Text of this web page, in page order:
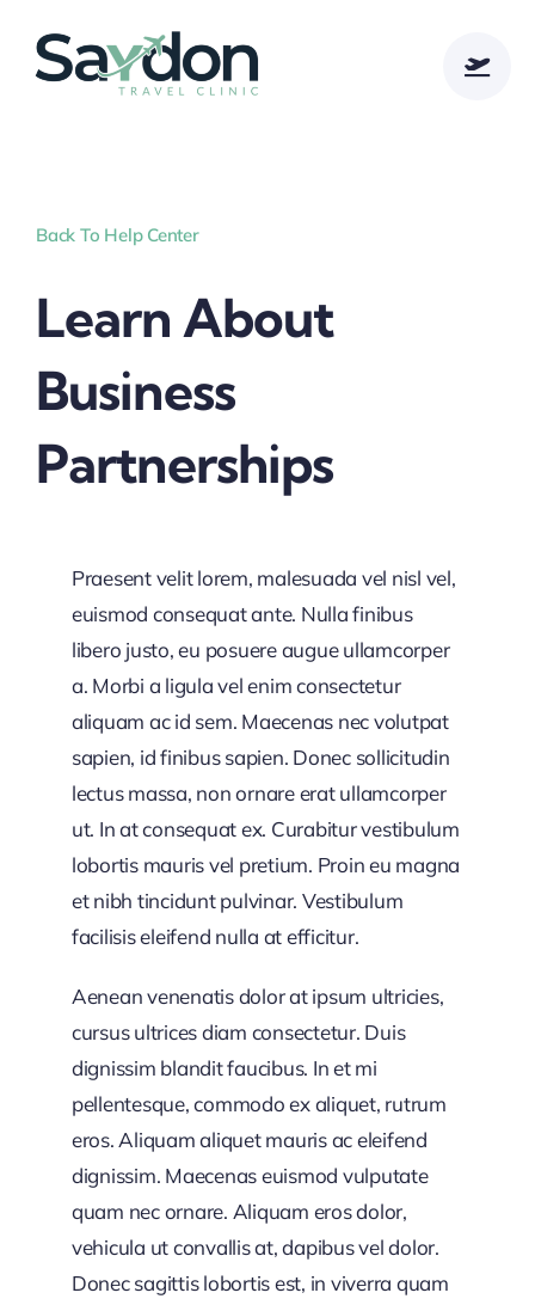
content
Back To Help Center
Learn About
Business
Partnerships
Praesent velit lorem, malesuada vel nisl vel,
euismod consequat ante. Nulla finibus
libero justo, eu posuere augue ullamcorper
a. Morbi a ligula vel enim consectetur
aliquam ac id sem. Maecenas nec volutpat
sapien, id finibus sapien. Donec sollicitudin
lectus massa, non ornare erat ullamcorper
ut. In at consequat ex. Curabitur vestibulum
lobortis mauris vel pretium. Proin eu magna
et nibh tincidunt pulvinar. Vestibulum
facilisis eleifend nulla at efficitur.
Aenean venenatis dolor at ipsum ultricies,
cursus ultrices diam consectetur. Duis
dignissim blandit faucibus. In et mi
pellentesque, commodo ex aliquet, rutrum
eros. Aliquam aliquet mauris ac eleifend
dignissim. Maecenas euismod vulputate
quam nec ornare. Aliquam eros dolor,
vehicula ut convallis at, dapibus vel dolor.
Donec sagittis lobortis est, in viverra quam